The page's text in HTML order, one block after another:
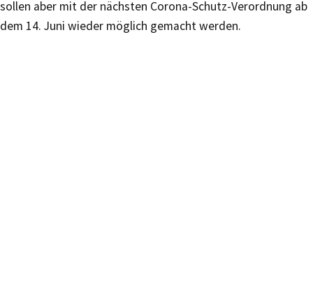
sollen aber mit der nächsten Corona-Schutz-Verordnung ab
dem 14. Juni wieder möglich gemacht werden.